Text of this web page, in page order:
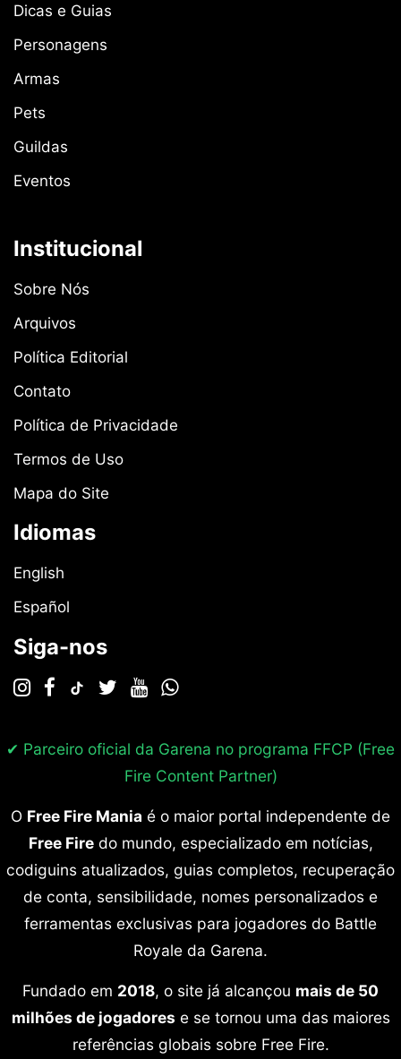
Dicas e Guias
Personagens
Armas
Pets
Guildas
Eventos
Institucional
Sobre Nós
Arquivos
Política Editorial
Contato
Política de Privacidade
Termos de Uso
Mapa do Site
Idiomas
English
Español
Siga-nos
✔ Parceiro oficial da Garena no programa FFCP (Free
Fire Content Partner)
O Free Fire Mania é o maior portal independente de
Free Firedo mundo, especializado em notícias,
codiguins atualizados, guias completos, recuperação
de conta, sensibilidade, nomes personalizados e
ferramentas exclusivas para jogadores do Battle
Royale da Garena.
Fundado em 2018, o site já alcançou mais de 50
milhões de jogadores e se tornou uma das maiores
referências globais sobre Free Fire.